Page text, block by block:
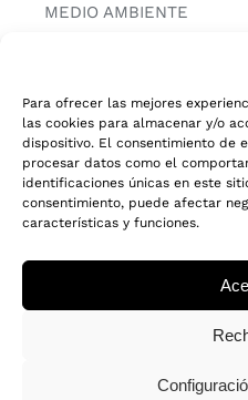
Para ofrecer las mejores
las cookies para almacenar y/o
dispositivo. El consentimiento de
procesar datos como el
identificaciones únicas en este
consentimiento, puede afectar
características y funciones.
MEDIO AMBIENTE
INFORMACIÓN
AVISO LEGAL
POLITICA DE PRIVACIDAD
CADENA DE CUSTODIA